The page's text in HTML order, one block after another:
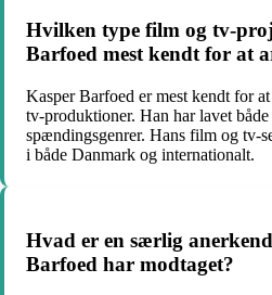
Hvilken type film og tv-
Barfoed mest kendt for at
Kasper Barfoed er mest kendt for
tv-produktioner. Han har lavet
spændingsgenrer. Hans film og tv-
i både Danmark og internationalt.
Hvad er en særlig
Barfoed har modtaget?